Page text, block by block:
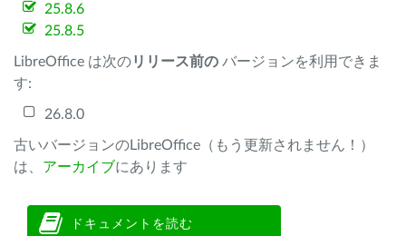
25.8.6
25.8.5
LibreOffice は次のリリース前の バージョンを利用できま
す:
26.8.0
古いバージョンのLibreOffice（もう更新されません！）
は、 アーカイブにあります
ドキュメントを読む